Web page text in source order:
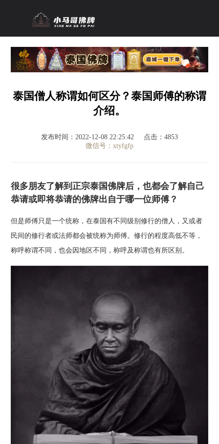
泰国僧人称谓如何区分？泰国师傅的称谓
介绍。
发布时间：2022-12-08 22:25:42
点击：4853
微信号：xtyfgfp
很多朋友了解到正宗泰国佛牌后，也都会了解自己
恭请或即将恭请的佛牌出自于哪一位师傅？
但是师傅只是一个统称，在泰国有不同级别修行的僧人，又或者
民间的修行者或法师都会被统称为师傅。修行的程度高低不等，
称呼称谓不同，也会因地区不同，称呼及称谓也有所区别。